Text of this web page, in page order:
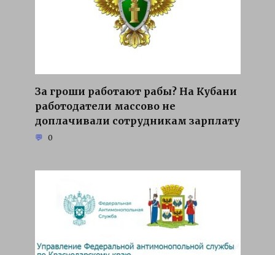
За гроши работают рабы? На Кубани
работодатели массово не
доплачивали сотрудникам зарплату
0